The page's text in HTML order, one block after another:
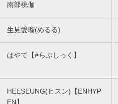
南部桃伽
生見愛瑠(めるる)
はやて【#らぶしっく】
HEESEUNG(ヒスン)【ENHYP
EN】